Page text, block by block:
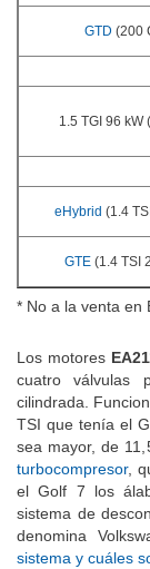
GTD (200
1.5 TGI 96 kW
eHybrid (1.4
GTE (1.4 TSI
* No a la venta en
Los motores
cuatro válvulas
cilindrada.
TSI que tenía el
sea mayor, de
turbocompresor,
el Golf 7 los
sistema de
denomina
sistema y cuáles